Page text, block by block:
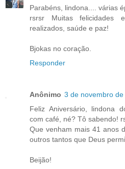
Parabéns, lindona.... várias
rsrsr Muitas felicidades
realizados, saúde e paz!
Bjokas no coração.
Responder
Anônimo 3 de novembro
Feliz Aniversário, lindona
com café, né? Tô sabendo!
Que venham mais 41 anos
outros tantos que Deus
Beijão!